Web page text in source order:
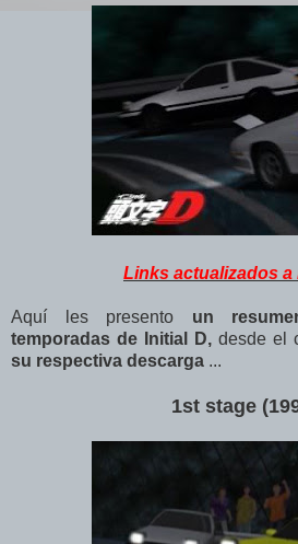
Links actualizados a
Aquí les presento un
temporadas de Initial D, desde el
su respectiva descarga ...
1st stage